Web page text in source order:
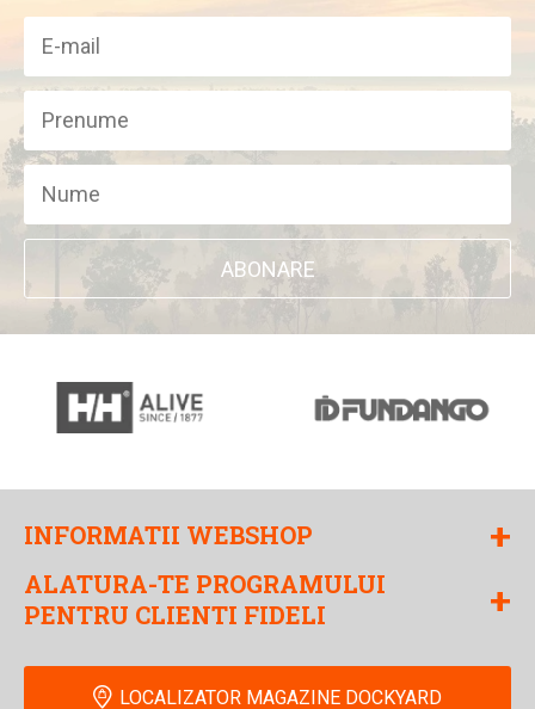
ABONARE
INFORMATII WEBSHOP +
ALATURA-TE PROGRAMULUI
PENTRU CLIENTI FIDELI
+
LOCALIZATOR MAGAZINE DOCKYARD